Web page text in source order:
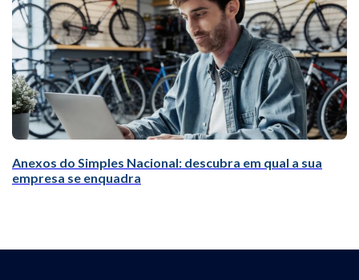
Anexos do Simples Nacional: descubra em qual a sua
empresa se enquadra